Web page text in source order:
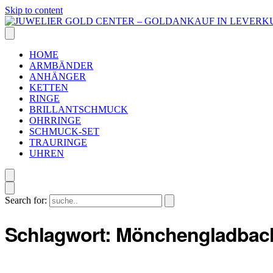
Skip to content
HOME
ARMBÄNDER
ANHÄNGER
KETTEN
RINGE
BRILLANTSCHMUCK
OHRRINGE
SCHMUCK-SET
TRAURINGE
UHREN
Search for:
Schlagwort: